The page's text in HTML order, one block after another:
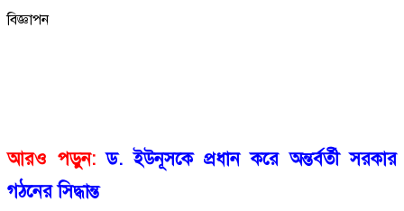
বিজ্ঞাপন
আরও পড়ুন: ড. ইউনূসকে প্রধান করে অন্তর্বর্তী সরকার
গঠনের সিদ্ধান্ত